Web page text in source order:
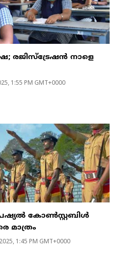
നാളെ
1:55 PM GMT+0000
കോൺസ്റ്റബിൾ
മാത്രം
1:45 PM GMT+0000